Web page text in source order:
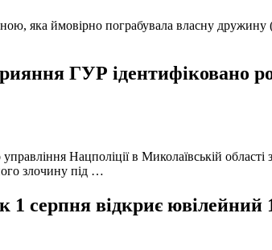
яка ймовірно пограбувала власну дружину
ГУР ідентифіковано
Нацполіції в Миколаївській
злочину під …
серпня відкриє ювілейний